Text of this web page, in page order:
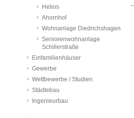
Helios
Ahornhof
Wohnanlage Diedrichshagen
Seniorenwohnanlage
Schillerstraße
Einfamilienhäuser
Gewerbe
Wettbewerbe / Studien
Städtebau
Ingenieurbau